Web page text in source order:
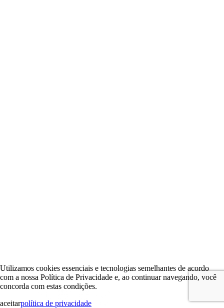
Utilizamos cookies essenciais e tecnologias semelhantes de acordo
com a nossa Política de Privacidade e, ao continuar navegando, você
concorda com estas condições.
aceitarpolítica de privacidade